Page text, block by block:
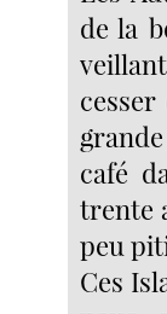
de la
café
trente
peu
Ces